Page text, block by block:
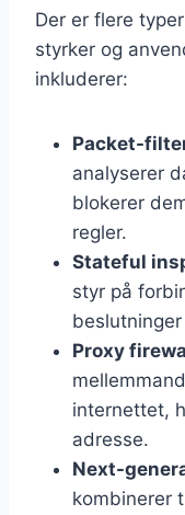
Der er flere
styrker og
inkluderer:
Packet-
analyserer
blokerer
regler.
Stateful
styr på
Proxy
internettet,
adresse.
Next-
kombinerer